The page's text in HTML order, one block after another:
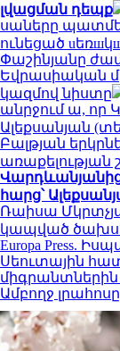
լվացման դեպք
սաները
ունեցած
Փաշինյանը
Եվրասիական
կազմով նիստը
անրջում ա,
Ալեքսանյան
Բալթյան
առաքելության
հարց՝
Ռաիսա
կապված
Europa Press.
Սեուտային
միգրանտներին
Ամբողջ լրահոսը